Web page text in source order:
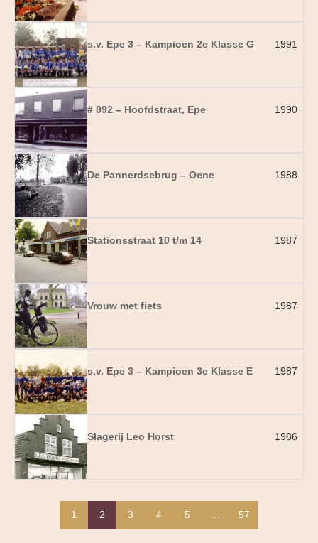
s.v. Epe 3 – Kampioen 2e Klasse G 1991
# 092 – Hoofdstraat, Epe 1990
De Pannerdsebrug – Oene 1988
Stationsstraat 10 t/m 14 1987
Vrouw met fiets 1987
s.v. Epe 3 – Kampioen 3e Klasse E 1987
Slagerij Leo Horst 1986
1 2 3 4 5 … 57